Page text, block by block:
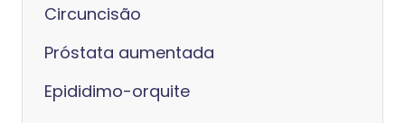
Circuncisão
Próstata aumentada
Epididimo-orquite